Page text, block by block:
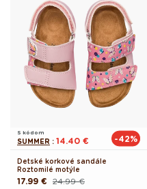
S kódom
SUMMER : 14.40 € -42%
Detské korkové sandále
Roztomilé motýle
Pôvodná24.99 €
Akciová
17.99 €